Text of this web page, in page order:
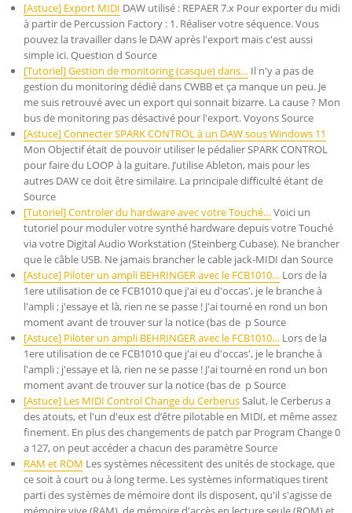
[Astuce] Export MIDI DAW utilisé : REPAER 7.x Pour exporter du midi
à partir de Percussion Factory : 1. Réaliser votre séquence. Vous
pouvez la travailler dans le DAW après l'export mais c'est aussi
simple ici. Question d Source
[Tutoriel] Gestion de monitoring (casque) dans… Il n'y a pas de
gestion du monitoring dédié dans CWBB et ça manque un peu. Je
me suis retrouvé avec un export qui sonnait bizarre. La cause ? Mon
bus de monitoring pas désactivé pour l'export. Voyons Source
[Astuce] Connecter SPARK CONTROL à un DAW sous Windows 11
Mon Objectif était de pouvoir utiliser le pédalier SPARK CONTROL
pour faire du LOOP à la guitare. J’utilise Ableton, mais pour les
autres DAW ce doit être similaire. La principale difficulté étant de
Source
[Tutoriel] Controler du hardware avec votre Touché…Voici un
tutoriel pour moduler votre synthé hardware depuis votre Touché
via votre Digital Audio Workstation (Steinberg Cubase). Ne brancher
que le câble USB. Ne jamais brancher le cable jack-MIDI dan Source
[Astuce] Piloter un ampli BEHRINGER avec le FCB1010… Lors de la
1ere utilisation de ce FCB1010 que j'ai eu d'occas', je le branche à
l'ampli ; j'essaye et là, rien ne se passe ! J'ai tourné en rond un bon
moment avant de trouver sur la notice (bas de p Source
[Astuce] Piloter un ampli BEHRINGER avec le FCB1010… Lors de la
1ere utilisation de ce FCB1010 que j'ai eu d'occas', je le branche à
l'ampli ; j'essaye et là, rien ne se passe ! J'ai tourné en rond un bon
moment avant de trouver sur la notice (bas de p Source
[Astuce] Les MIDI Control Change du CerberusSalut, le Cerberus a
des atouts, et l'un d'eux est d’être pilotable en MIDI, et même assez
finement. En plus des changements de patch par Program Change 0
a 127, on peut accéder a chacun des paramètre Source
RAM et ROM Les systèmes nécessitent des unités de stockage, que
ce soit à court ou à long terme. Les systèmes informatiques tirent
parti des systèmes de mémoire dont ils disposent, qu'il s'agisse de